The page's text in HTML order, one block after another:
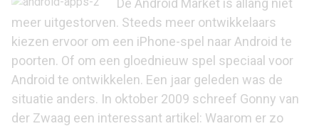
De Android Market is allang niet
meer uitgestorven. Steeds meer ontwikkelaars
kiezen ervoor om een iPhone-spel naar Android te
poorten. Of om een gloednieuw spel speciaal voor
Android te ontwikkelen. Een jaar geleden was de
situatie anders. In oktober 2009 schreef Gonny van
der Zwaag een interessant artikel: Waarom er zo